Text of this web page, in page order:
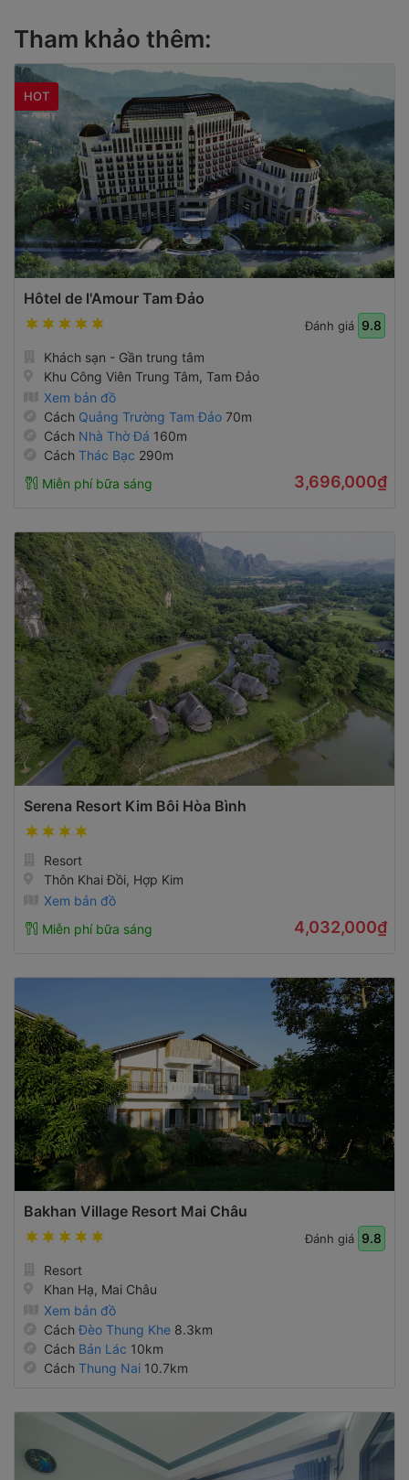
Tham khảo thêm:
HOT
Hôtel de l'Amour Tam Đảo
Đánh giá 9.8
Khách sạn - Gần trung tâm
Khu Công Viên Trung Tâm, Tam Đảo
Xem bản đồ
Cách Quảng Trường Tam Đảo 70m
Cách Nhà Thờ Đá 160m
Cách Thác Bạc 290m
Miễn phí bữa sáng
3,696,000₫
Serena Resort Kim Bôi Hòa Bình
Resort
Thôn Khai Đồi, Hợp Kim
Xem bản đồ
Miễn phí bữa sáng
4,032,000₫
Bakhan Village Resort Mai Châu
Đánh giá 9.8
Resort
Khan Hạ, Mai Châu
Xem bản đồ
CáchĐèo Thung Khe 8.3km
Cách Bản Lác 10km
Cách Thung Nai 10.7km